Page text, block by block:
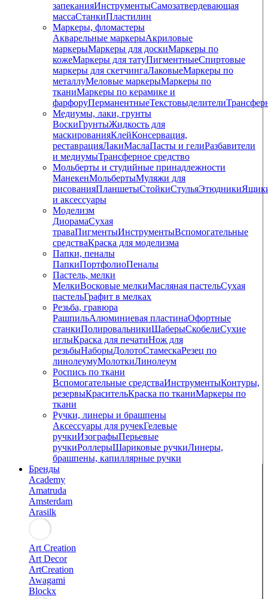
запеканияИнструментыСамозатвердевающая
массаСтанкиПластилин
Маркеры, фломастеры
Акварельные маркерыАкриловые
маркерыМаркеры для доскиМаркеры по
кожеМаркеры для татуПигментныеCпиртовые
маркеры для скетчингаЛаковыеМаркеры по
металлуМеловые маркерыМаркеры по
тканиМаркеры по керамике и
фарфоруПерманентныеТекстовыделители
Медиумы, лаки, грунты
ВоскиГрунтыЖидкость для
маскированияКлейКонсервация,
реставрацияЛакиМаслаПасты и гелиРазбавители
и медиумыТрансферное средство
Мольберты и студийные принадлежности
МанекенМольбертыМуляжи для
рисованияПланшетыСтойкиСтульяЭтюдники
и аксессуары
Моделизм
ДиорамаСухая
траваПигментыИнструментыВспомогательные
средстваКраска для моделизма
Папки, пеналы
ПапкиПортфолиоПеналы
Пастель, мелки
МелкиВосковые мелкиМасляная пастельСухая
пастельГрафит в мелках
Резьба, гравюра
РашпильАлюминиевая пластинаОфортные
станкиПолировальникиШаберыСкобелиСухие
иглыКраска для печатиНож для
резьбыНаборыДолотоСтамескаРезец по
линолеумуМолоткиЛинолеум
Роспись по ткани
Вспомогательные средстваИнструментыКонтуры,
резервыКрасительКраска по тканиМаркеры по
ткани
Ручки, линеры и брашпены
Аксессуары для ручекГелевые
ручкиИзографыПерьевые
ручкиРоллерыШариковые ручкиЛинеры,
брашпены, капиллярные ручки
Бренды
Academy
Amatruda
Amsterdam
Arasilk
Art Creation
Art Decor
ArtCreation
Awagami
Blockx